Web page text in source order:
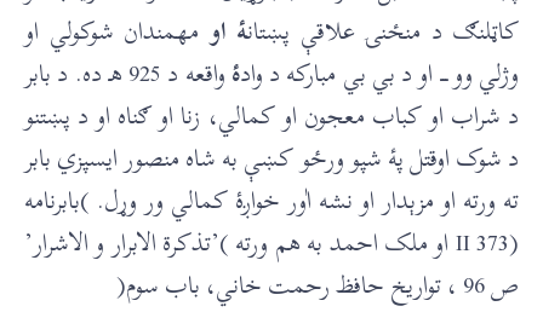
کاټلنګ د منځنۍ علاقې پښتانۀ اومهمندان شوکولي او
وژلي وو ـــ او د بي بي مبارکه د وادۀ
واقعه د 925 هـ ده. د بابر
د شراب او کباب معجون او کمالي، زنا او ګناه او د پښتنو
د شوک اوقتل پۀ شپو ورځو کښې به شاه منصور ایسپزي بابر
ته ورته او مزېدار او نشه اٰور خواږۀ کمالي ور وړل. )بابرنامه
(373 II او ملک احمد به هم ورته )’تذکرة الابرار و الاشرار’
ص 96 ، تواريخ حافظ رحمت خاني، باب سوم(